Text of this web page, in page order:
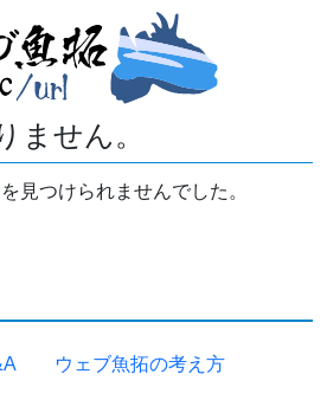
ません。
見つけられませんでした。
ウェブ魚拓の考え方